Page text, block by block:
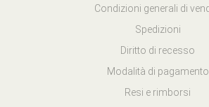
Condizioni generali di
Spedizioni
Diritto di recesso
Modalità di pagamento
Resi e rimborsi